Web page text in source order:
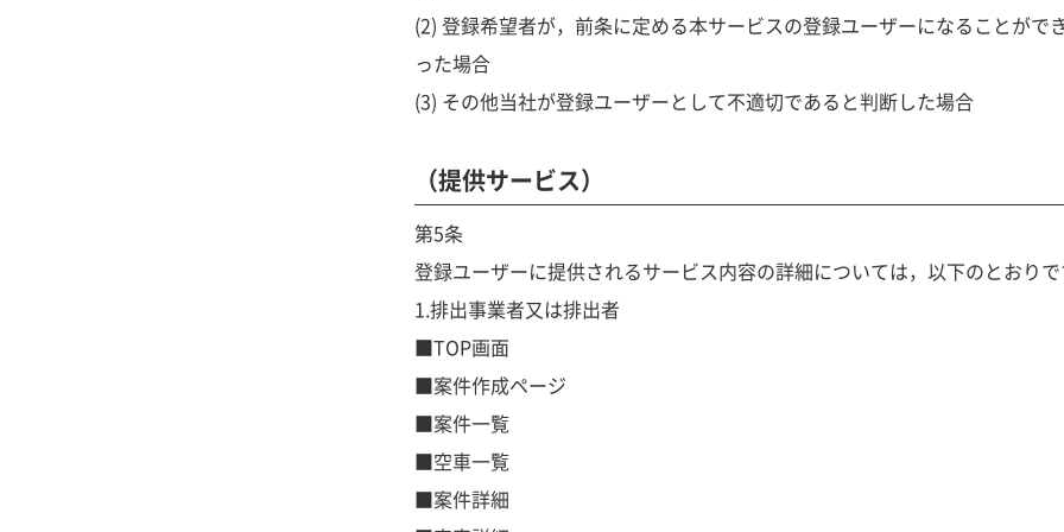
(2) 登録希望者が，前条に定める本サービスの登録ユーザーになることがで
った場合
(3) その他当社が登録ユーザーとして不適切であると判断した場合
（提供サービス）
第5条
登録ユーザーに提供されるサービス内容の詳細については，以下のとおりで
1.排出事業者又は排出者
■TOP画面
■案件作成ページ
■案件一覧
■空車一覧
■案件詳細